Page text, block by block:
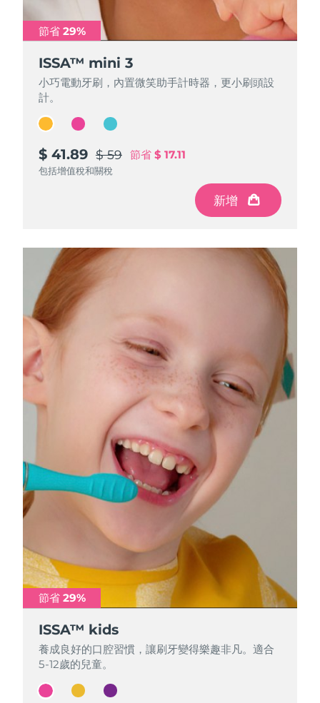
節省 29%
ISSA™ mini 3
小巧電動牙刷，內置微笑助手計時器，更小刷頭設
計。
$ 41.89 $ 59 節省 $ 17.11
包括增值稅和關稅
新增
節省 29%
ISSA™ mini 3
小巧電動牙刷，內置微笑助手計時器，更小刷頭設
計。
$ 41.89 $ 59 節省 $ 17.11
包括增值稅和關稅
新增
節省 29%
ISSA™ mini 3
小巧電動牙刷，內置微笑助手計時器，更小刷頭設
計。
$ 41.89 $ 59 節省 $ 17.11
包括增值稅和關稅
新增
節省 29%
ISSA™ kids
養成良好的口腔習慣，讓刷牙變得樂趣非凡。適合
5-12歲的兒童。
節省 29%
ISSA™ kids
養成良好的口腔習慣，讓刷牙變得樂趣非凡。適合
5-12歲的兒童。
節省 29%
ISSA™ kids
養成良好的口腔習慣，讓刷牙變得樂趣非凡。適合
5-12歲的兒童。